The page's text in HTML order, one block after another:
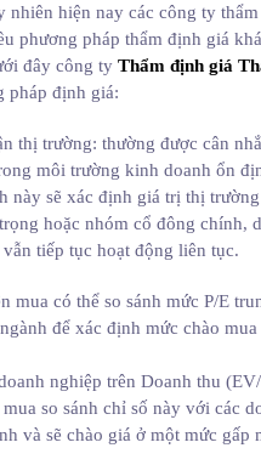
nhiên hiện nay các công ty
phương pháp thẩm định giá
đây công ty Thẩm định giá
pháp định giá:
thị trường: thường được cân
môi trường kinh doanh ổn
này sẽ xác định giá trị thị
hoặc nhóm cổ đông chính,
tiếp tục hoạt động liên tục.
mua có thể so sánh mức P/E
để xác định mức chào mua
nghiệp trên Doanh thu
so sánh chỉ số này với các
và sẽ chào giá ở một mức gấp